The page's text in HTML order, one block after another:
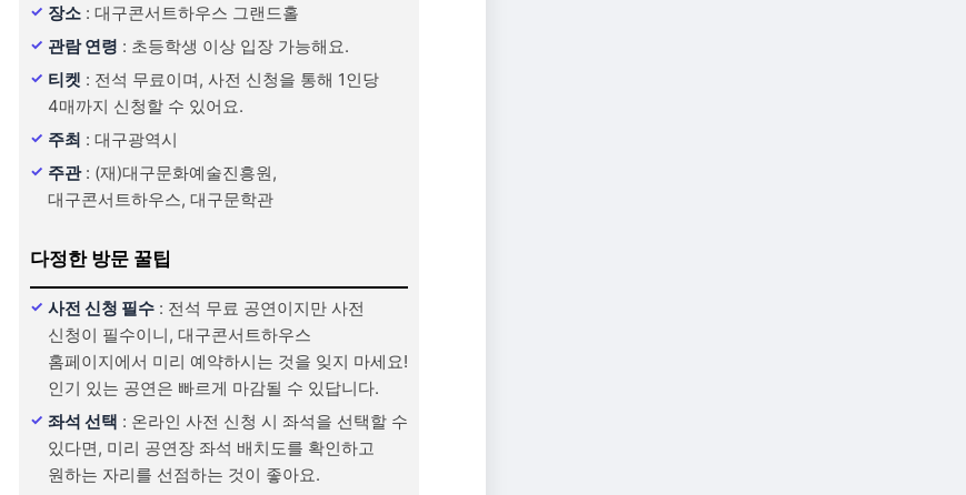
장소 : 대구콘서트하우스 그랜드홀
관람 연령 : 초등학생 이상 입장 가능해요.
티켓 : 전석 무료이며, 사전 신청을 통해 1인당
4매까지 신청할 수 있어요.
주최 : 대구광역시
주관 : (재)대구문화예술진흥원,
대구콘서트하우스, 대구문학관
다정한 방문 꿀팁
사전 신청 필수 : 전석 무료 공연이지만 사전
신청이 필수이니, 대구콘서트하우스
홈페이지에서 미리 예약하시는 것을 잊지 마세요!
인기 있는 공연은 빠르게 마감될 수 있답니다.
좌석 선택 : 온라인 사전 신청 시 좌석을 선택할 수
있다면, 미리 공연장 좌석 배치도를 확인하고
원하는 자리를 선점하는 것이 좋아요.